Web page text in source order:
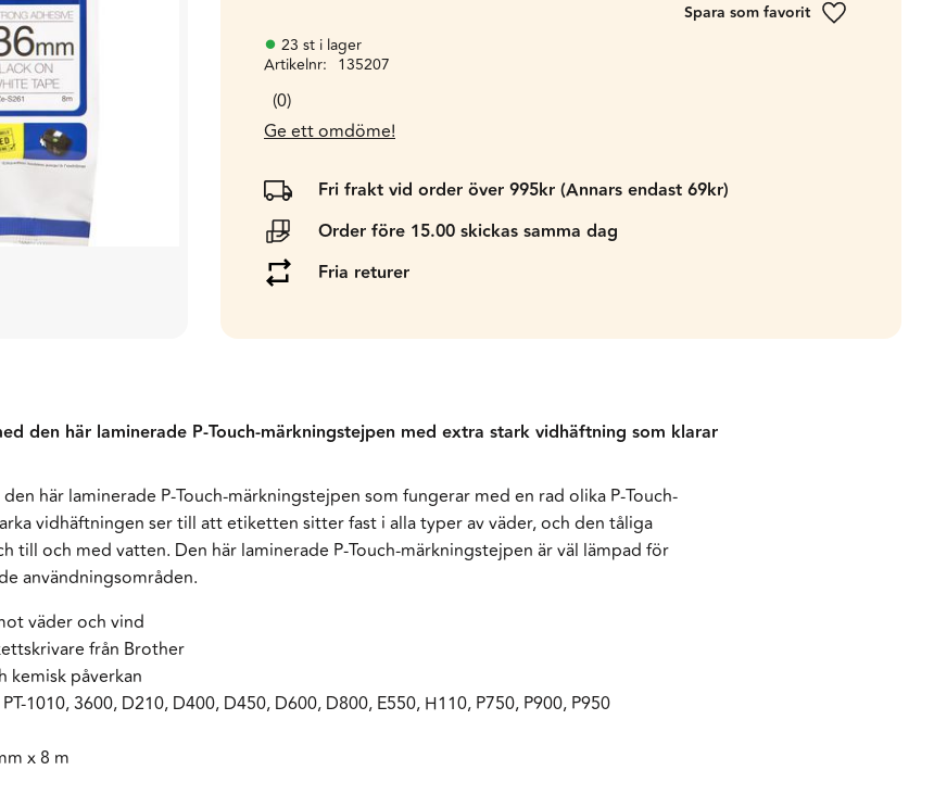
Lägg till i
23 st i lager
Artikelnr
135207
0
Ge ett omdöme!
Fri frakt vid order över 995kr (Annars endast 69kr)
Order före 15.00 skickas samma dag
Fria returer
den här laminerade P-Touch-märkningstejpen med extra stark vidhäftning som klarar
här laminerade P-Touch-märkningstejpen som fungerar med en rad olika P-Touch-
vidhäftningen ser till att etiketten sitter fast i alla typer av väder, och den tåliga
till och med vatten. Den här laminerade P-Touch-märkningstejpen är väl lämpad för
användningsområden.
väder och vind
från Brother
påverkan
1010, 3600, D210, D400, D450, D600, D800, E550, H110, P750, P900, P950
x 8 m